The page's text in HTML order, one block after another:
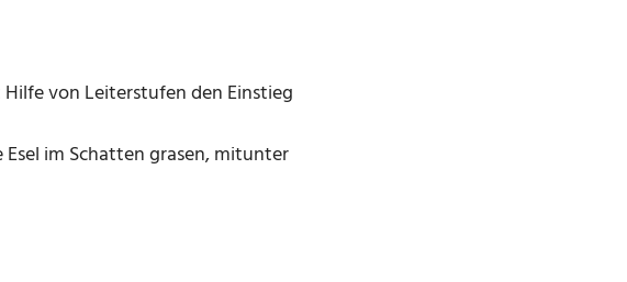
von Leiterstufen den Einstieg
im Schatten grasen, mitunter